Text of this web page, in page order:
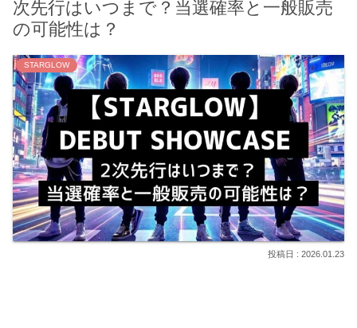
次先行はいつまで？当選確率と一般販売
の可能性は？
STARGLOW
2026.01.23